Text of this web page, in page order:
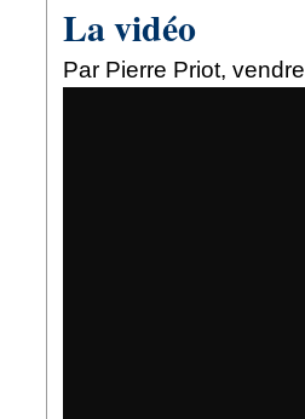
La vidéo
Par Pierre Priot,